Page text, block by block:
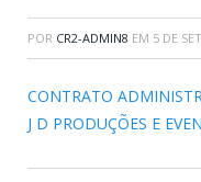
POR CR2-ADMIN8 EM 5 DE
CONTRATO
J D PRODUÇÕES E